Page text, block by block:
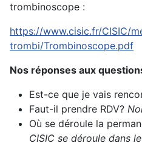
trombinoscope :
https://www.cisic.fr/CISIC/
trombi/Trombinoscope.pdf
Nos réponses aux
Est-ce que je vais
Faut-il prendre RDV?
Où se déroule la
CISIC se déroule dans